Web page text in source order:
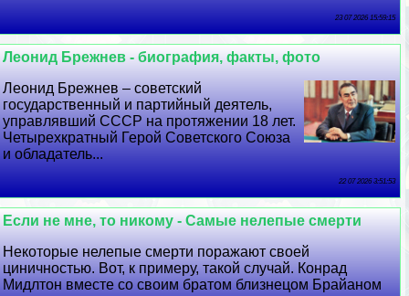
23 07 2026 15:59:15
Леонид Брежнев - биография, факты, фото
Леонид Брежнев – советский
государственный и партийный деятель,
управлявший СССР на протяжении 18 лет.
Четырехкратный Герой Советского Союза
и обладатель...
22 07 2026 3:51:53
Если не мне, то никому - Самые нелепые cмepти
Некоторые нелепые cмepти поражают своей
циничностью. Вот, к примеру, такой случай. Конрад
Мидлтон вместе со своим братом близнецом Брайаном